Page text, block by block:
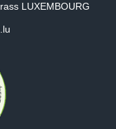
LUXEMBOURG